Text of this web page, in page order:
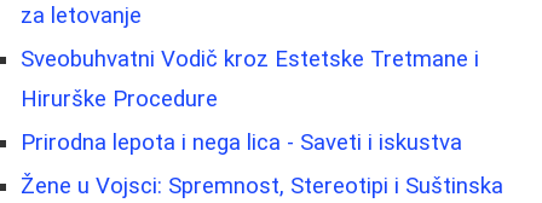
za letovanje
Sveobuhvatni Vodič kroz Estetske Tretmane i
Hirurške Procedure
Prirodna lepota i nega lica - Saveti i iskustva
Žene u Vojsci: Spremnost, Stereotipi i Suštinska